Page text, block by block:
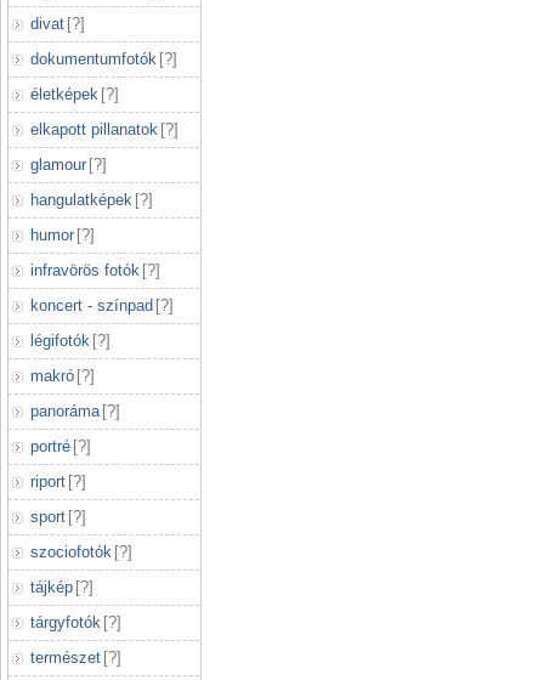
divat [?]
dokumentumfotók [?]
életképek [?]
elkapott pillanatok [?]
glamour [?]
hangulatképek [?]
humor [?]
infravörös fotók [?]
koncert - színpad [?]
légifotók [?]
makró [?]
panoráma [?]
portré [?]
riport [?]
sport [?]
szociofotók [?]
tájkép [?]
tárgyfotók [?]
természet [?]